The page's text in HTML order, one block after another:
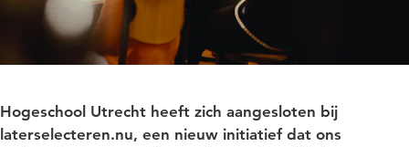
Hogeschool Utrecht heeft zich aangesloten bij
laterselecteren.nu, een nieuw initiatief dat ons